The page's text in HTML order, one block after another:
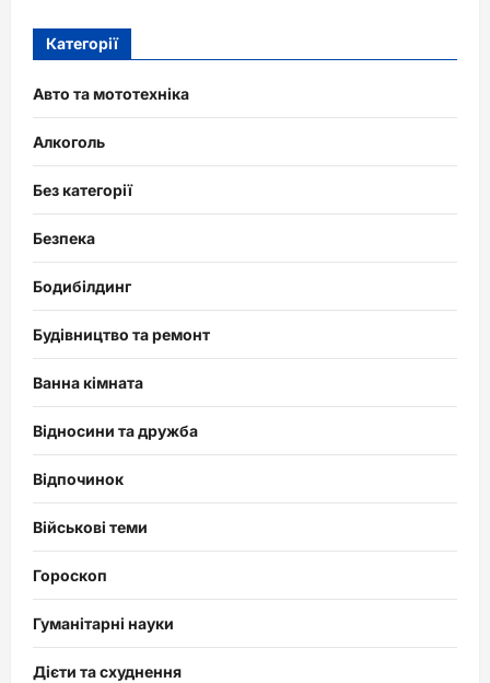
Категорії
Авто та мототехніка
Алкоголь
Без категорії
Безпека
Бодибілдинг
Будівництво та ремонт
Ванна кімната
Відносини та дружба
Відпочинок
Військові теми
Гороскоп
Гуманітарні науки
Дієти та схуднення